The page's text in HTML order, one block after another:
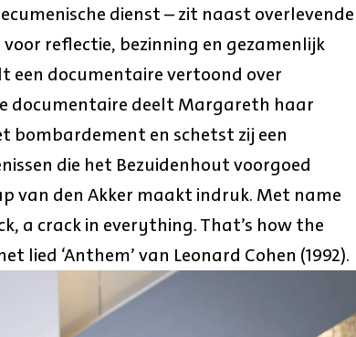
dienst – zit naast overlevende
reflectie, bezinning en gezamenlijk
een documentaire vertoond over
documentaire deelt Margareth haar
bombardement en schetst zij een
die het Bezuidenhout voorgoed
van den Akker maakt indruk. Met name
a crack in everything. That’s how the
lied ‘Anthem’ van Leonard Cohen (1992).